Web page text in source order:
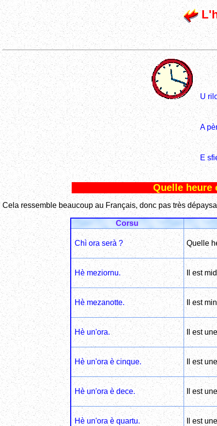
U
A
E
Quelle
Cela ressemble beaucoup au Français, donc pas très
Corsu
Chì ora serà ? Quelle
Hè meziornu. Il est
Hè mezanotte. Il est
Hè un'ora. Il est
Hè un'ora è cinque. Il est
Hè un'ora è dece. Il est
Hè un'ora è quartu. Il est